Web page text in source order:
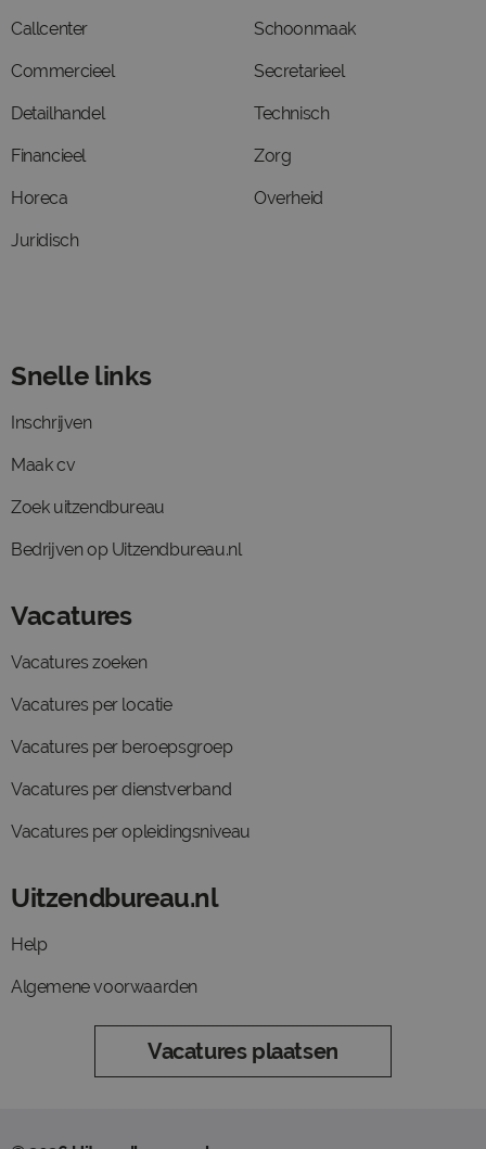
Callcenter
Commercieel
Detailhandel
Financieel
Horeca
Juridisch
Schoonmaak
Secretarieel
Technisch
Zorg
Overheid
Snelle links
Inschrijven
Maak cv
Zoek uitzendbureau
Bedrijven op Uitzendbureau.nl
Vacatures
Vacatures zoeken
Vacatures per locatie
Vacatures per beroepsgroep
Vacatures per dienstverband
Vacatures per opleidingsniveau
Uitzendbureau.nl
Help
Algemene voorwaarden
Vacatures plaatsen